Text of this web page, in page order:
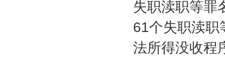
失职渎职等罪
61个失职渎职
法所得没收程